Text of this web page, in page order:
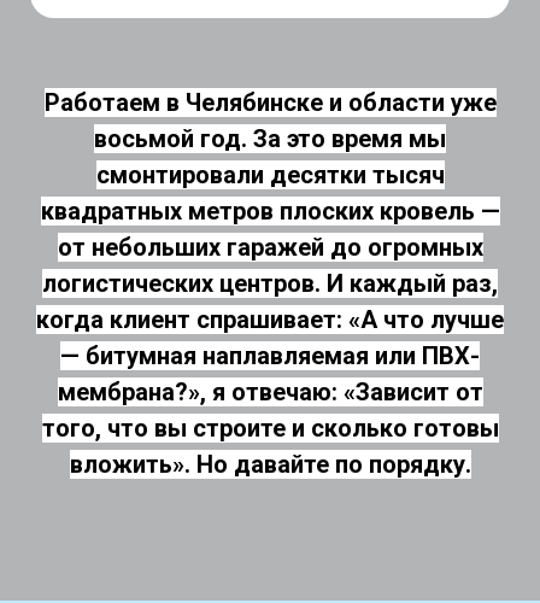
Работаем в Челябинске и области уже
восьмой год. За это время мы
смонтировали десятки тысяч
квадратных метров плоских кровель —
от небольших гаражей до огромных
логистических центров. И каждый раз,
когда клиент спрашивает: «А что лучше
— битумная наплавляемая или ПВХ-
мембрана?», я отвечаю: «Зависит от
того, что вы строите и сколько готовы
вложить». Но давайте по порядку.